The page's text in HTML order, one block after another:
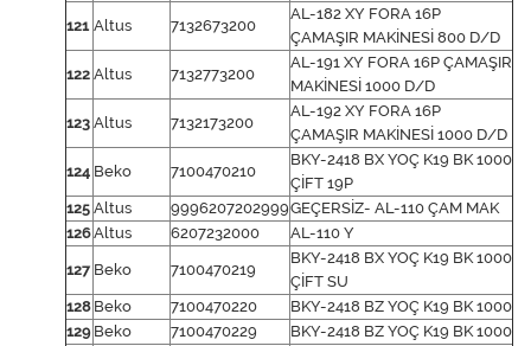
121 Altus 7132673200
AL-182 XY FORA 16P
ÇAMAŞIR MAKİNESİ 800 D/D
122 Altus 7132773200
AL-191 XY FORA 16P ÇAMAŞIR
MAKİNESİ 1000 D/D
123 Altus 7132173200
AL-192 XY FORA 16P
ÇAMAŞIR MAKİNESİ 1000 D/D
124 Beko 7100470210
BKY-2418 BX YOÇ K19 BK 1000
ÇİFT 19P
125 Altus 9996207202999GEÇERSİZ- AL-110 ÇAM MAK
126Altus 6207232000 AL-110 Y
127 Beko 7100470219
BKY-2418 BX YOÇ K19 BK 1000
ÇİFT SU
128 Beko 7100470220
BKY-2418 BZ YOÇ K19 BK 1000
129 Beko 7100470229 BKY-2418 BZ YOÇ K19 BK 1000